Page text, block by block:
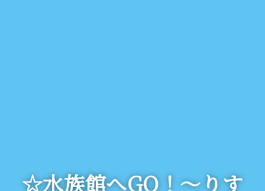
☆水族館へGO！～りす